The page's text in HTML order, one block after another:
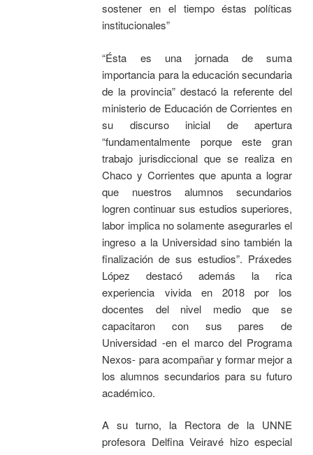
sostener en el tiempo éstas políticas
institucionales”
“Ésta es una jornada de suma
importancia para la educación secundaria
de la provincia” destacó la referente del
ministerio de Educación de Corrientes en
su discurso inicial de apertura
“fundamentalmente porque este gran
trabajo jurisdiccional que se realiza en
Chaco y Corrientes que apunta a lograr
que nuestros alumnos secundarios
logren continuar sus estudios superiores,
labor implica no solamente asegurarles el
ingreso a la Universidad sino también la
finalización de sus estudios”. Práxedes
López destacó además la rica
experiencia vivida en 2018 por los
docentes del nivel medio que se
capacitaron con sus pares de
Universidad -en el marco del Programa
Nexos- para acompañar y formar mejor a
los alumnos secundarios para su futuro
académico.
A su turno, la Rectora de la UNNE
profesora Delfina Veiravé hizo especial